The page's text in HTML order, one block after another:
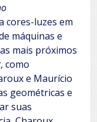
cores-luzes em
máquinas e
mais próximos
, como
e Maurício
geométricas e
suas